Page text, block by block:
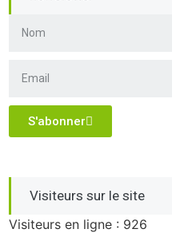
S'abonner
Visiteurs sur le site
Visiteurs en ligne : 926